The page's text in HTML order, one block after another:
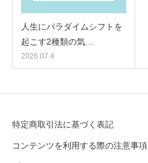
人生にパラダイムシフトを
起こす2種類の気…
2026.07.4
特定商取引法に基づく表記
コンテンツを利用する際の注意事項